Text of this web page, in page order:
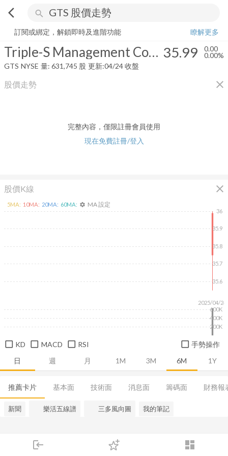
arrow_back_ios search
login dashboard
下單
Triple-S Management Corporation
訂閱或綁定，解鎖即時及進階功能
瞭解更多
Triple-S Management Corporation 35.99 0.00
0.00%
GTS NYSE 量: 631,745 股 更新:04/24 收盤
股價走勢 close
完整內容，僅限註冊會員使用
現在免費註冊/登入
股價K線 close
日 週 月 1M 3M 6M 1Y
2025/04/24
35.6
35.7
35.8
35.9
36
200K
400K
600K
5MA: 10MA: 20MA: 60MA: settings MA 設定
KD MACD RSI 手勢操作
推薦卡片 基本面 技術面 消息面 籌碼面 財務報
新聞 樂活五線譜 三多風向圖 我的筆記